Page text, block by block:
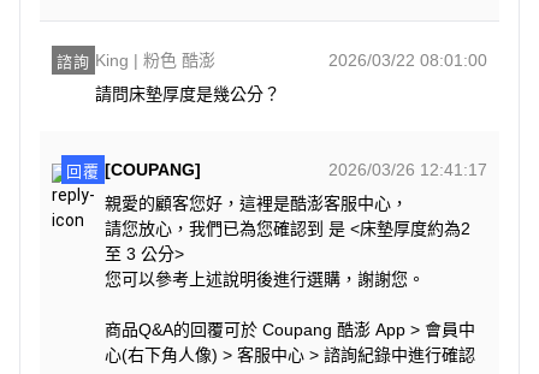
諮詢 King | 粉色 酷澎
2026/03/22 08:01:00
請問床墊厚度是幾公分？
回覆 [COUPANG]
2026/03/26 12:41:17
親愛的顧客您好，這裡是酷澎客服中心，
請您放心，我們已為您確認到 是 <床墊厚度約為2
至 3 公分>
您可以參考上述說明後進行選購，謝謝您。
商品Q&A的回覆可於 Coupang 酷澎 App > 會員中
心(右下角人像) > 客服中心 > 諮詢紀錄中進行確認